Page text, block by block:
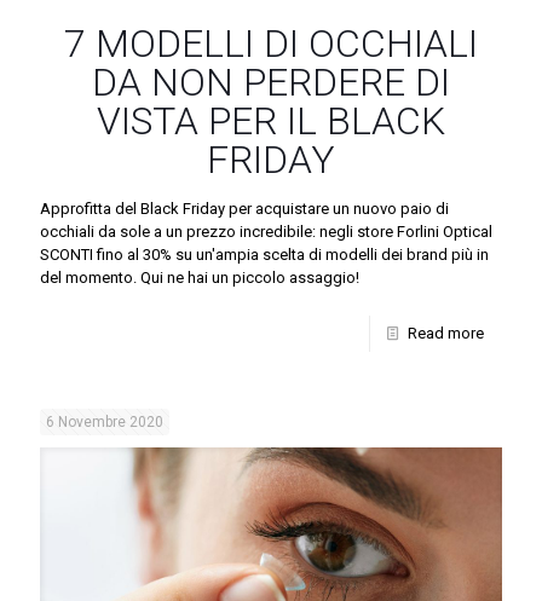
7 MODELLI DI OCCHIALI
DA NON PERDERE DI
VISTA PER IL BLACK
FRIDAY
Approfitta del Black Friday per acquistare un nuovo paio di
occhiali da sole a un prezzo incredibile: negli store Forlini Optical
SCONTI fino al 30% su un'ampia scelta di modelli dei brand più in
del momento. Qui ne hai un piccolo assaggio!
Read more
6 Novembre 2020